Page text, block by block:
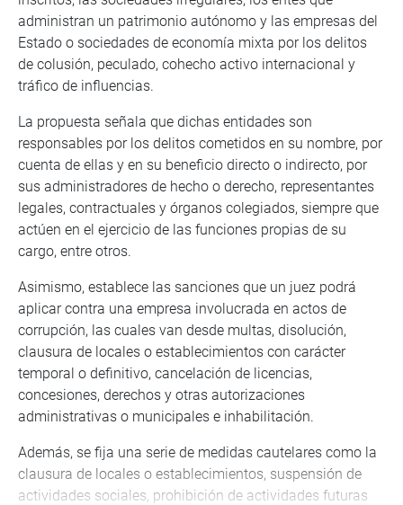
administran un patrimonio autónomo y las empresas del
Estado o sociedades de economía mixta por los delitos
de colusión, peculado, cohecho activo internacional y
tráfico de influencias.
La propuesta señala que dichas entidades son
responsables por los delitos cometidos en su nombre, por
cuenta de ellas y en su beneficio directo o indirecto, por
sus administradores de hecho o derecho, representantes
legales, contractuales y órganos colegiados, siempre que
actúen en el ejercicio de las funciones propias de su
cargo, entre otros.
Asimismo, establece las sanciones que un juez podrá
aplicar contra una empresa involucrada en actos de
corrupción, las cuales van desde multas, disolución,
clausura de locales o establecimientos con carácter
temporal o definitivo, cancelación de licencias,
concesiones, derechos y otras autorizaciones
administrativas o municipales e inhabilitación.
Además, se fija una serie de medidas cautelares como la
clausura de locales o establecimientos, suspensión de
actividades sociales, prohibición de actividades futuras